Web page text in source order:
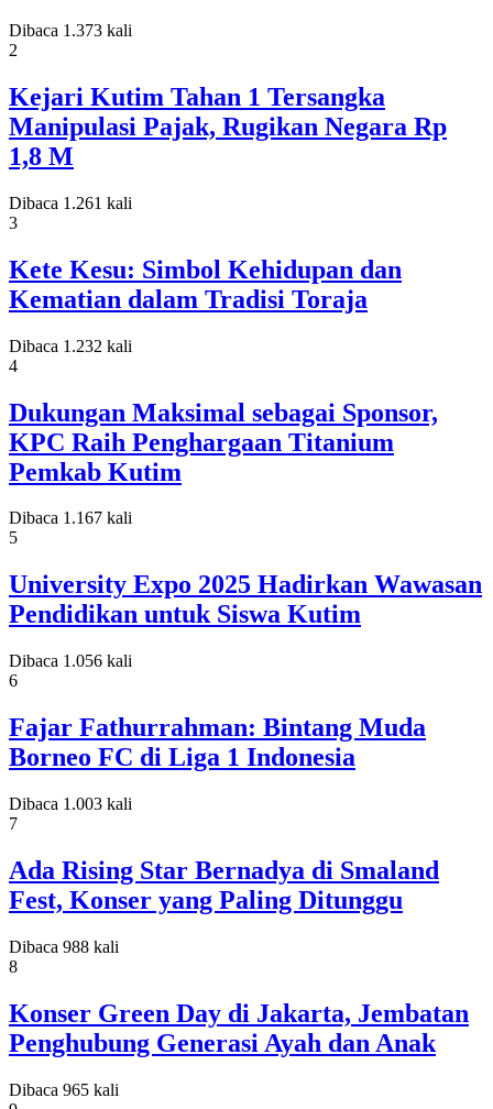
Dibaca 1.373 kali
2
Kejari Kutim Tahan 1 Tersangka
Manipulasi Pajak, Rugikan Negara Rp
1,8 M
Dibaca 1.261 kali
3
Kete Kesu: Simbol Kehidupan dan
Kematian dalam Tradisi Toraja
Dibaca 1.232 kali
4
Dukungan Maksimal sebagai Sponsor,
KPC Raih Penghargaan Titanium
Pemkab Kutim
Dibaca 1.167 kali
5
University Expo 2025 Hadirkan Wawasan
Pendidikan untuk Siswa Kutim
Dibaca 1.056 kali
6
Fajar Fathurrahman: Bintang Muda
Borneo FC di Liga 1 Indonesia
Dibaca 1.003 kali
7
Ada Rising Star Bernadya di Smaland
Fest, Konser yang Paling Ditunggu
Dibaca 988 kali
8
Konser Green Day di Jakarta, Jembatan
Penghubung Generasi Ayah dan Anak
Dibaca 965 kali